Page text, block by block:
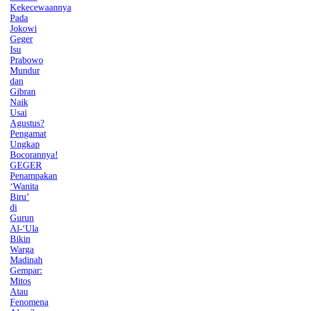
Kekecewaannya
Pada
Jokowi
Geger
Isu
Prabowo
Mundur
dan
Gibran
Naik
Usai
Agustus?
Pengamat
Ungkap
Bocorannya!
GEGER
Penampakan
‘Wanita
Biru’
di
Gurun
Al-‘Ula
Bikin
Warga
Madinah
Gempar:
Mitos
Atau
Fenomena